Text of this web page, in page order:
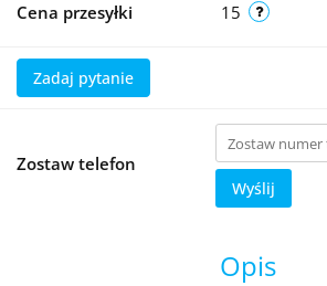
Cena przesyłki 15
Zadaj pytanie
Zostaw telefon
Wyślij
Opis